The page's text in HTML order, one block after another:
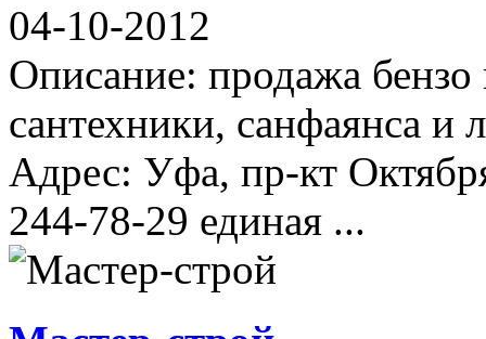
04-10-2012
Описание: продажа бензо
сантехники, санфаянса и
Адрес: Уфа, пр-кт
244-78-29 единая ...